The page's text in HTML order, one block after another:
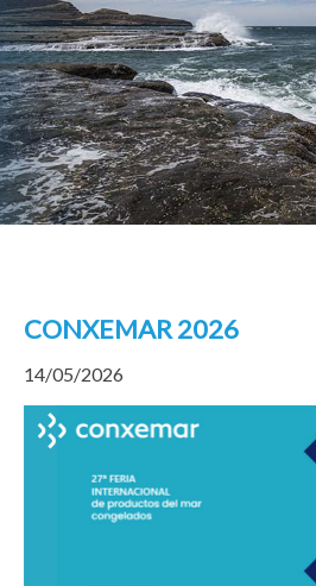
CONXEMAR 2026
14/05/2026